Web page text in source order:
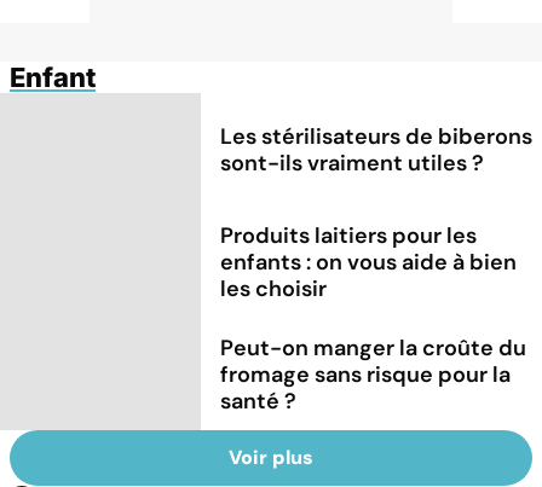
Enfant
Les stérilisateurs de biberons
sont-ils vraiment utiles ?
Produits laitiers pour les
enfants : on vous aide à bien
les choisir
Peut-on manger la croûte du
fromage sans risque pour la
santé ?
Voir plus